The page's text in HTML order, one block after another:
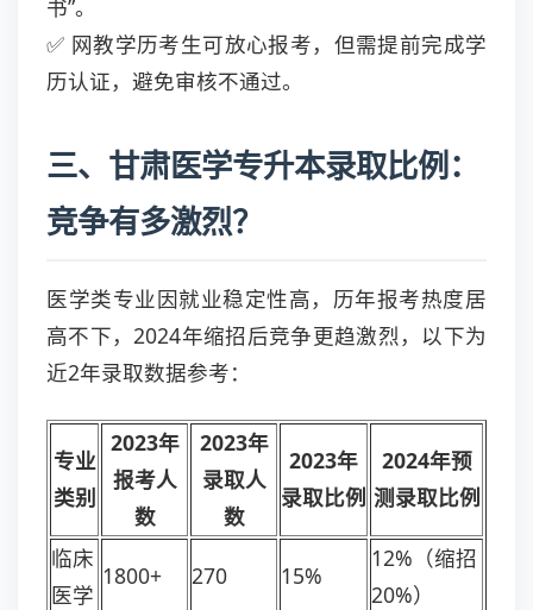
书”。
✅ 网教学历考生可放心报考，但需提前完成学
历认证，避免审核不通过。
三、甘肃医学专升本录取比例：
竞争有多激烈？
医学类专业因就业稳定性高，历年报考热度居
高不下，2024年缩招后竞争更趋激烈，以下为
近2年录取数据参考：
专业
类别
2023年
报考人
数
2023年
录取人
数
2023年
录取比例
2024年预
测录取比例
临床
医学
1800+ 270 15%
12%（缩招
20%）